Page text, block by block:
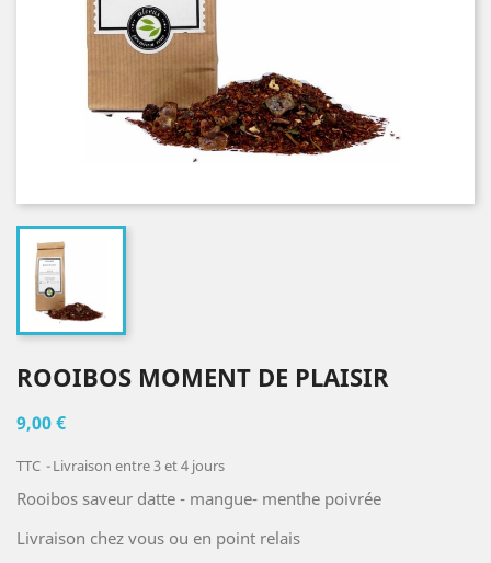
ROOIBOS MOMENT DE PLAISIR
9,00 €
TTC Livraison entre 3 et 4 jours
Rooibos saveur datte - mangue- menthe poivrée
Livraison chez vous ou en point relais